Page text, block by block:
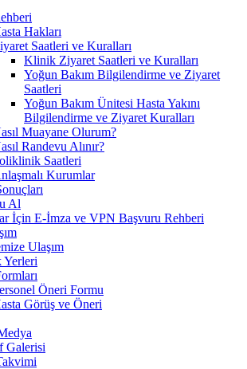
Hakları
Saatleri ve Kuralları
Klinik Ziyaret Saatleri ve Kuralları
Yoğun Bakım Bilgilendirme ve Ziyaret
Saatleri
Yoğun Bakım Ünitesi Hasta Yakını
Bilgilendirme ve Ziyaret Kuralları
Muayane Olurum?
Randevu Alınır?
Saatleri
Kurumlar
Al
İçin E-İmza ve VPN Başvuru Rehberi
Ulaşım
Yerleri
Öneri Formu
Görüş ve Öneri
Galerisi